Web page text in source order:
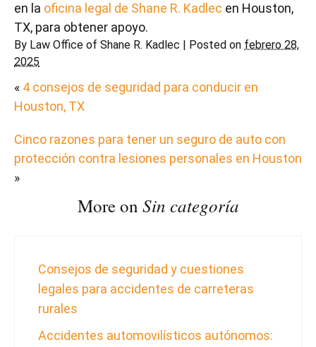
en la oficina legal de Shane R. Kadlec en Houston,
TX, para obtener apoyo.
By Law Office of Shane R. Kadlec Posted on febrero 28,
2025
« 4 consejos de seguridad para conducir en
Houston, TX
Cinco razones para tener un seguro de auto con
protección contra lesiones personales en Houston
»
More on Sin categoría
Consejos de seguridad y cuestiones
legales para accidentes de carreteras
rurales
Accidentes automovilísticos autónomos: